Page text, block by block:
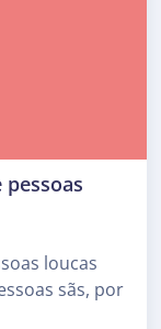
loucas
sãs, por